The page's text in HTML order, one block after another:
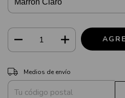
Entregas para el CP:
Medios de envío